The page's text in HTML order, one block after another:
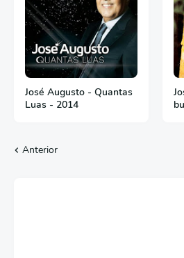
José Augusto - Quantas
Luas - 2014
Anterior